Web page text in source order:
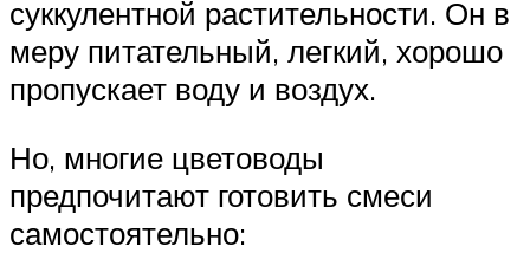
суккулентной растительности. Он в
меру питательный, легкий, хорошо
пропускает воду и воздух.
Но, многие цветоводы
предпочитают готовить смеси
самостоятельно: